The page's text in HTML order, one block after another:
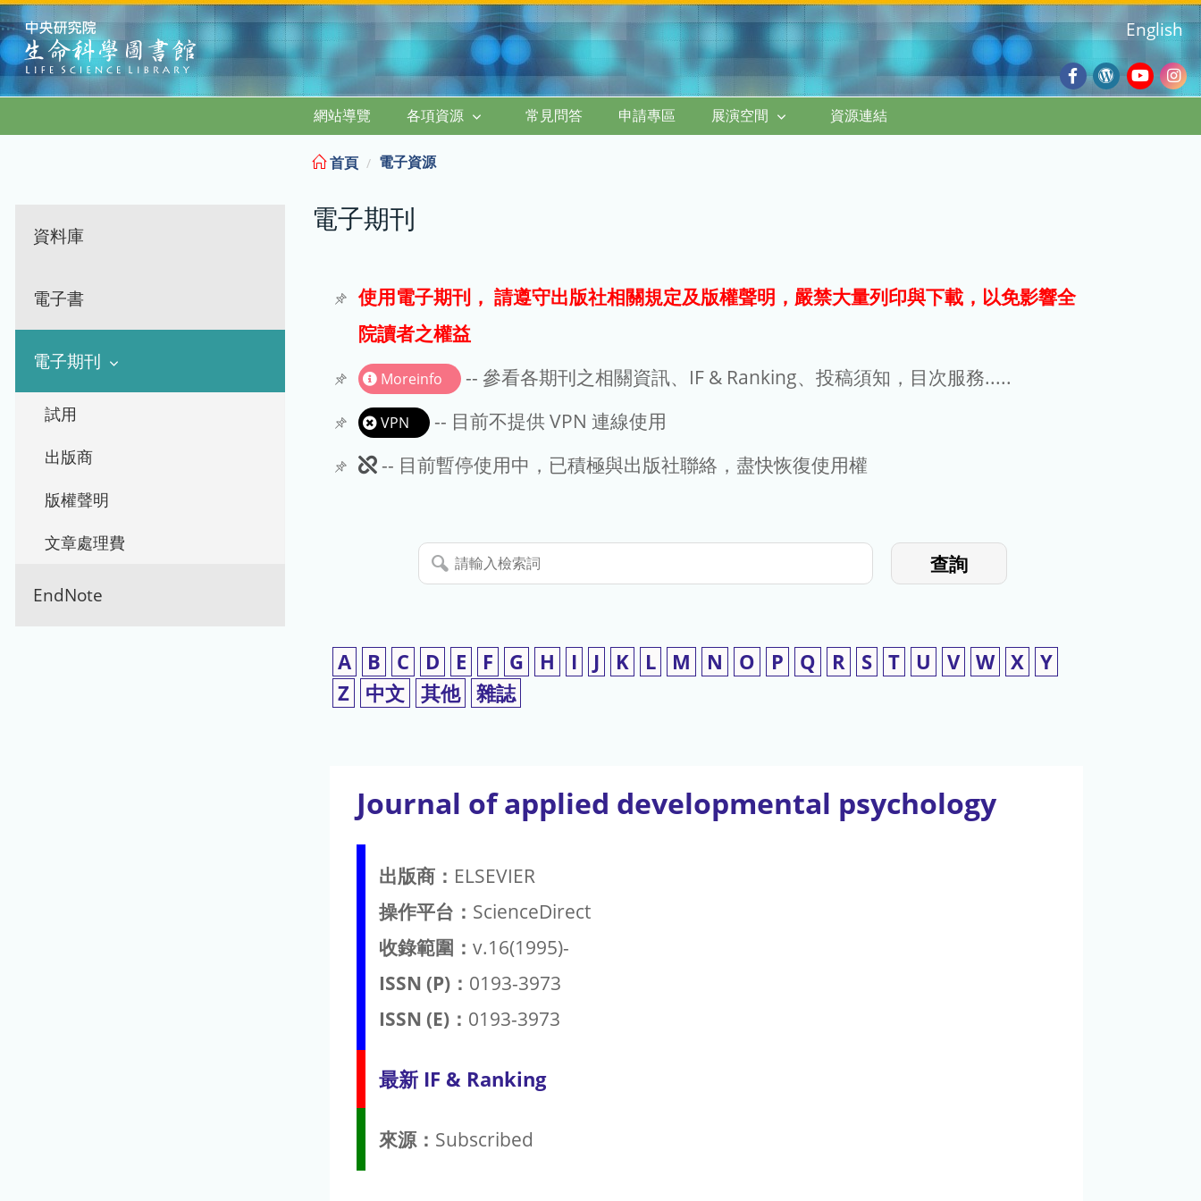
:::
Facebook
Wordpress
Blog
English
網站導覽 各項資源 常見問答 申請專區 展演空間 資源連結
資料庫
電子書
電子期刊
試用
出版商
版權聲明
文章處理費
EndNote
首頁 電子資源
電子期刊
使用電子期刊， 請遵守出版社相關規定及版權聲明，嚴禁大量列印與下載，以免影響全
院讀者之權益
Moreinfo -- 參看各期刊之相關資訊、IF & Ranking、投稿須知，目次服務.....
VPN
-- 目前不提供 VPN 連線使用
此
使
用
-- 目前暫停使用中，已積極與出版社聯絡，盡快恢復使用權
請
輸
索
詞
查詢
A B C D E F G H I J K L M N O P Q R S T U V W X Y
Z
中文 其他 雜誌
Journal of applied developmental psychology
出版商： ELSEVIER
操作平台： ScienceDirect
收錄範圍： v.16(1995)-
ISSN (P)： 0193-3973
ISSN (E)： 0193-3973
最新 IF & Ranking
來源： Subscribed